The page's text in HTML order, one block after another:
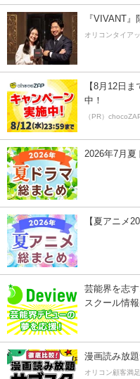
『VIVANT
オリコンタイア
【8月12日
中！
（PR）
2026年7月夏
【夏アニメ
芸能界を志
スクール情
漫画読み放
オリコン顧客満